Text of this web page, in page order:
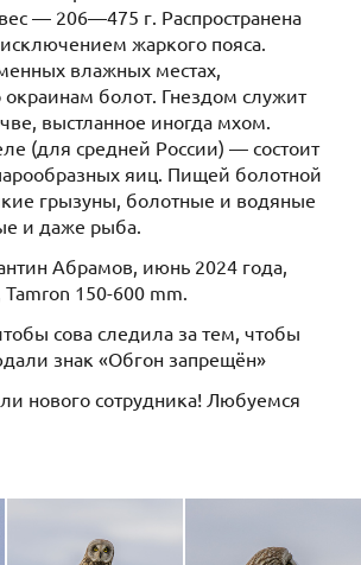
— 206—475 г. Распространена
жаркого пояса.
влажных местах,
болот. Гнездом служит
выстланное иногда мхом.
(для средней России) — состоит
яиц. Пищей болотной
грызуны, болотные и водяные
и даже рыба.
Абрамов, июнь 2024 года,
150-600 mm.
сова следила за тем, чтобы
знак «Обгон запрещён»
нового сотрудника! Любуемся